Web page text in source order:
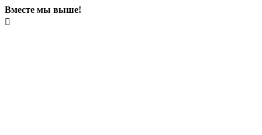
Вместе мы выше!
